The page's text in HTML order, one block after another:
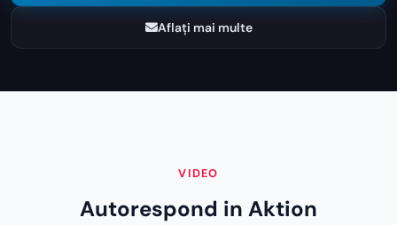
Aflați mai multe
VIDEO
Autorespond in Aktion